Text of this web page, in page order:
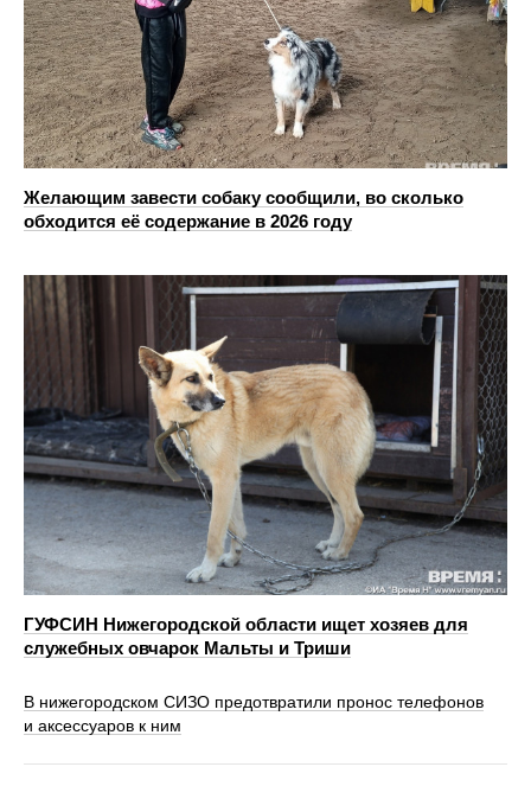
Желающим завести собаку сообщили, во сколько
обходится её содержание в 2026 году
ГУФСИН Нижегородской области ищет хозяев для
служебных овчарок Мальты и Триши
В нижегородском СИЗО предотвратили пронос телефонов
и аксессуаров к ним